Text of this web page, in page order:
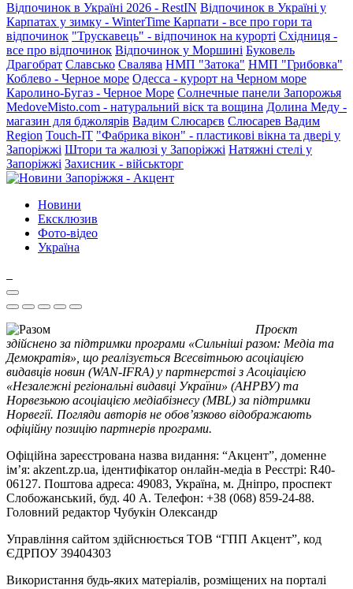
Відпочинок в Україні 2026 - RestIN Відпочинок в Україні у
Карпатах у зимку - WinterTime Карпати - все про гори та
відпочинок "Трускавець" - відпочинок на курорті Східниця -
все про відпочинок Відпочинок у Моршині Буковель
Драгобрат Славсько Свалява НМП "Затока" НМП "Грибовка"
Коблево - Черное море Одесса - курорт на Черном море
Каролино-Бугаз - Черное Море Солнечные панели Запорожья
MedoveMisto.com - натуральний віск та вощина Долина Меду -
магазин для бджолярів Вадим Слюсарєв Слюсарев Вадим
Region Touch-IT "Фабрика вікон" - пластикові вікна та двері у
Запоріжжі Штори та жалюзі у Запоріжжі Натяжні стелі у
Запоріжжі Захисник - військторг
Новини
Ексклюзив
Фото-відео
Україна
Проєкт
здійснено за підтримки програми «Сильніші разом: Медіа та
Демократія», що реалізується Всесвітньою асоціацією
видавців новин (WAN-IFRA) у партнерстві з Асоціацією
«Незалежні регіональні видавці України» (АНРВУ) та
Норвезькою асоціацією медіабізнесу (MBL) за підтримки
Норвегії. Погляди авторів не обов’язково відображають
офіційну позицію партнерів програми.
Офіційна зареєстрована назва видання: “Акцент”, доменне
ім’я: akzent.zp.ua, ідентифікатор онлайн-медіа в Реєстрі: R40-
06127. Поштова адреса: 49083, Україна, м. Дніпро, проспект
Слобожанський, буд. 40 А. Телефон: +38 (068) 859-24-88.
Головний редактор Чубукін Олександр
Управління сайтом здійснюється ТОВ “ГПП Акцент”, код
ЄДРПОУ 39404303
Використання будь-яких матеріалів, розміщених на порталі